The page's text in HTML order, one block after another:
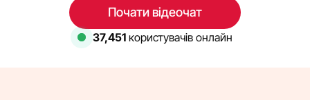
Почати відеочат
37,451 користувачів онлайн